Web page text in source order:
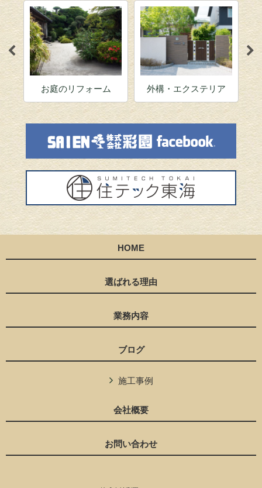
お庭のリフォーム 外構・エクステリア
HOME
選ばれる理由
業務内容
ブログ
施工事例
会社概要
お問い合わせ